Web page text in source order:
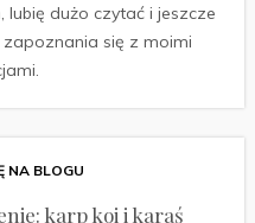
lubię dużo czytać i jeszcze
się z moimi
NA BLOGU
karp koi i karaś